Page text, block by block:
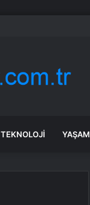
TEKNOLOJI YAŞAM